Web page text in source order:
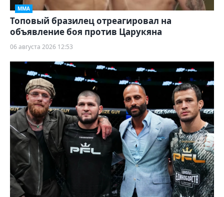
ММА
Топовый бразилец отреагировал на
объявление боя против Царукяна
06 августа 2026 12:53